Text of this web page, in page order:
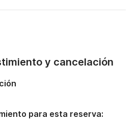
y cancelación
para esta reserva: